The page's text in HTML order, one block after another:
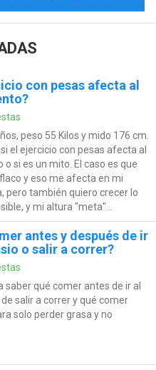
con pesas afecta al
peso 55 Kilos y mido 176 cm.
el ejercicio con pesas afecta al
o si es un mito. El caso es que
y eso me afecta en mi
pero también quiero crecer lo
y mi altura "meta"...
antes y después de ir
o salir a correr?
saber qué comer antes de ir al
salir a correr y qué comer
solo perder grasa y no